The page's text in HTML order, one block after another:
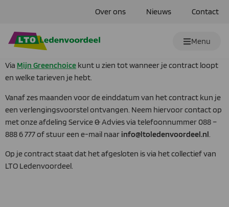
Over ons Nieuws Contact
Menu
Via Mijn Greenchoice kunt u zien tot wanneer je contract loopt
en welke tarieven je hebt.
Vanaf zes maanden voor de einddatum van het contract kun je
een verlengingsvoorstel ontvangen. Neem hiervoor contact op
met onze afdeling Service & Advies via telefoonnummer 088 –
888 6 777 of stuur een e-mail naar info@ltoledenvoordeel.nl.
Op je contract staat dat het afgesloten is via het collectief van
LTO Ledenvoordeel.